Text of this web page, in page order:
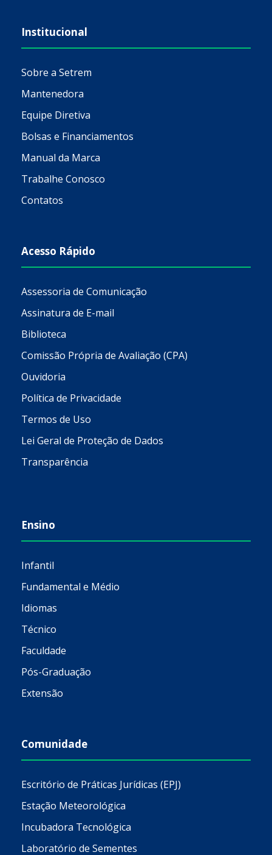
Institucional
Sobre a Setrem
Mantenedora
Equipe Diretiva
Bolsas e Financiamentos
Manual da Marca
Trabalhe Conosco
Contatos
Acesso Rápido
Assessoria de Comunicação
Assinatura de E-mail
Biblioteca
Comissão Própria de Avaliação (CPA)
Ouvidoria
Política de Privacidade
Termos de Uso
Lei Geral de Proteção de Dados
Transparência
Ensino
Infantil
Fundamental e Médio
Idiomas
Técnico
Faculdade
Pós-Graduação
Extensão
Comunidade
Escritório de Práticas Jurídicas (EPJ)
Estação Meteorológica
Incubadora Tecnológica
Laboratório de Sementes